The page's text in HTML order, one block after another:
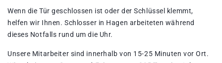
Wenn die Tür geschlossen ist oder der Schlüssel klemmt,
helfen wir Ihnen. Schlosser in Hagen arbeiteten während
dieses Notfalls rund um die Uhr.
Unsere Mitarbeiter sind innerhalb von 15-25 Minuten vor Ort.